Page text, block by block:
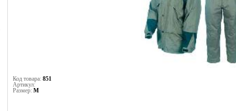
Код товара: 851
Артикул:
Размер: M